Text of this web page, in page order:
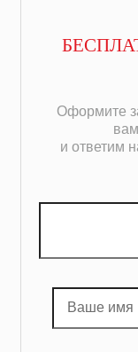
Оформите
и ответим